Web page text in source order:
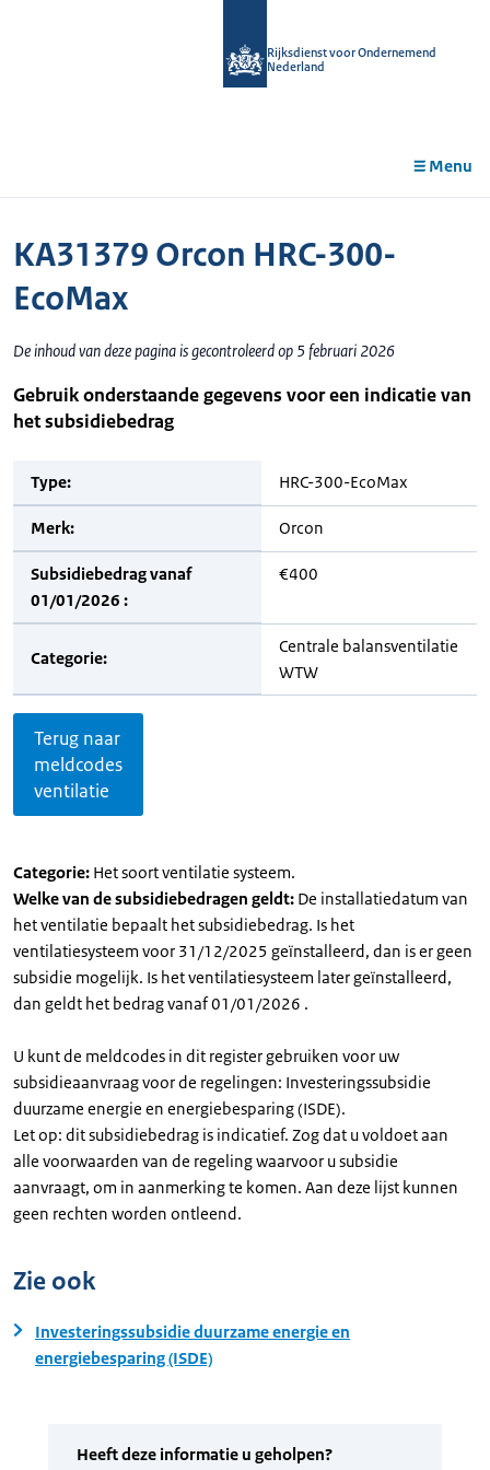
Rijksdienst voor Ondernemend
Nederland
Menu
KA31379 Orcon HRC-300-
EcoMax
De inhoud van deze pagina is gecontroleerd op 5 februari 2026
Gebruik onderstaande gegevens voor een indicatie van
het subsidiebedrag
Type: HRC-300-EcoMax
Merk: Orcon
Subsidiebedrag vanaf
01/01/2026 :
€400
Categorie:
Centrale balansventilatie
WTW
Terug naar
meldcodes
ventilatie
Categorie: Het soort ventilatie systeem.
Welke van de subsidiebedragen geldt: De installatiedatum van
het ventilatie bepaalt het subsidiebedrag. Is het
ventilatiesysteem voor 31/12/2025 geïnstalleerd, dan is er geen
subsidie mogelijk. Is het ventilatiesysteem later geïnstalleerd,
dan geldt het bedrag vanaf 01/01/2026 .
U kunt de meldcodes in dit register gebruiken voor uw
subsidieaanvraag voor de regelingen: Investeringssubsidie
duurzame energie en energiebesparing (ISDE).
Let op: dit subsidiebedrag is indicatief. Zog dat u voldoet aan
alle voorwaarden van de regeling waarvoor u subsidie
aanvraagt, om in aanmerking te komen. Aan deze lijst kunnen
geen rechten worden ontleend.
Zie ook
Investeringssubsidie duurzame energie en
energiebesparing (ISDE)